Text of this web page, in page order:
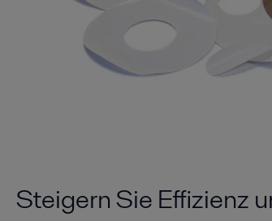
Steigern Sie Effizienz